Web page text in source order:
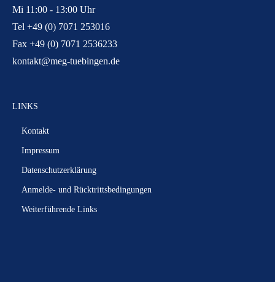
Mi 11:00 - 13:00 Uhr
Tel +49 (0) 7071 253016
Fax +49 (0) 7071 2536233
kontakt@meg-tuebingen.de
LINKS
Kontakt
Impressum
Datenschutzerklärung
Anmelde- und Rücktrittsbedingungen
Weiterführende Links